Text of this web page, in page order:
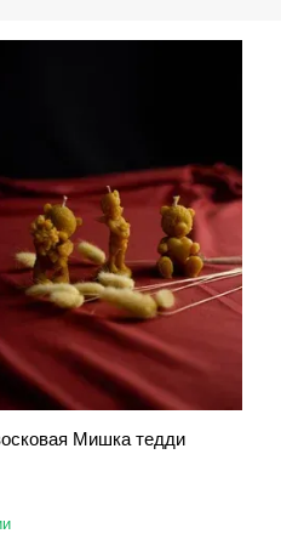
Мишка тедди